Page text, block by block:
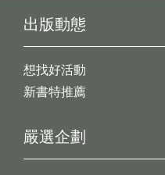
出版動態
想找好活動
新書特推薦
嚴選企劃